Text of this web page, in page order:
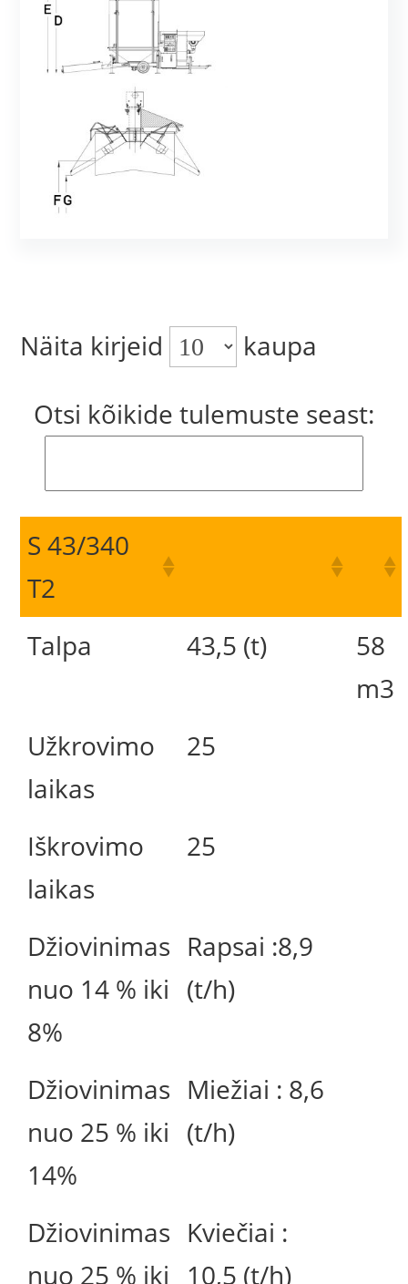
Näita kirjeid
kaupa
Otsi kõikide tulemuste seast:
S 43/340
T2
Talpa
43,5 (t)
58
m3
Užkrovimo
laikas
25
Iškrovimo
laikas
25
Džiovinimas
nuo 14 % iki
8%
Rapsai :8,9
(t/h)
Džiovinimas
nuo 25 % iki
14%
Miežiai : 8,6
(t/h)
Džiovinimas
nuo 25 % iki
Kviečiai :
10,5 (t/h)